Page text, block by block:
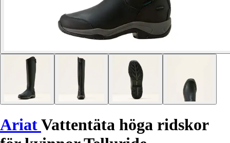
AriatVattentäta höga ridskor